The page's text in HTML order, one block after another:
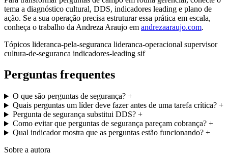
tema a diagnóstico cultural, DDS, indicadores leading e plano de
ação. Se a sua operação precisa estruturar essa prática em escala,
conheça o trabalho da Andreza Araujo em andrezaaraujo.com.
Tópicos lideranca-pela-seguranca lideranca-operacional supervisor
cultura-de-seguranca indicadores-leading sif
Perguntas frequentes
O que são perguntas de segurança?+
Quais perguntas um líder deve fazer antes de uma tarefa crítica?+
Pergunta de segurança substitui DDS?+
Como evitar que perguntas de segurança pareçam cobrança?+
Qual indicador mostra que as perguntas estão funcionando?+
Sobre a autora